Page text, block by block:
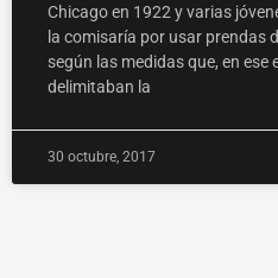
Chicago en 1922 y varias
la comisaría por usar prendas
según las medidas que, en ese
delimitaban la
30 octubre, 2017